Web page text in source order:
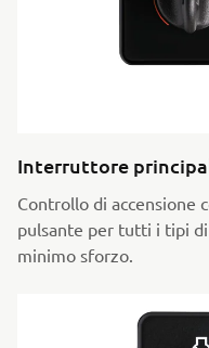
Interruttore
Controllo di accensione
pulsante per tutti i tipi
minimo sforzo.